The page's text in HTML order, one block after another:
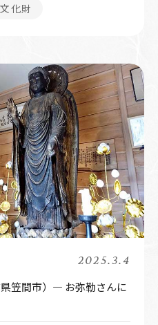
化財
2025.3.4
県笠間市）― お弥勒さんに